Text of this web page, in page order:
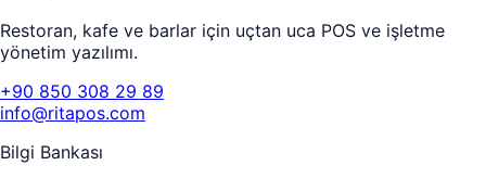
Restoran, kafe ve barlar için uçtan uca POS ve işletme
yönetim yazılımı.
+90 850 308 29 89
info@ritapos.com
Bilgi Bankası